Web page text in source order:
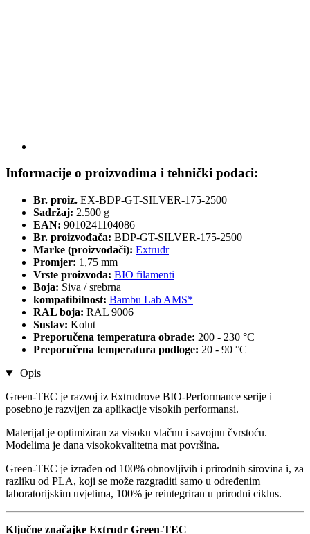
Informacije o proizvodima i tehnički podaci:
Br. proiz. EX-BDP-GT-SILVER-175-2500
Sadržaj: 2.500 g
EAN: 9010241104086
Br. proizvođača: BDP-GT-SILVER-175-2500
Marke (proizvođači): Extrudr
Promjer: 1,75 mm
Vrste proizvoda: BIO filamenti
Boja: Siva / srebrna
kompatibilnost: Bambu Lab AMS*
RAL boja: RAL 9006
Sustav: Kolut
Preporučena temperatura obrade: 200 - 230 °C
Preporučena temperatura podloge: 20 - 90 °C
Opis
Green-TEC je razvoj iz Extrudrove BIO-Performance serije i
posebno je razvijen za aplikacije visokih performansi.
Materijal je optimiziran za visoku vlačnu i savojnu čvrstoću.
Modelima je dana visokokvalitetna mat površina.
Green-TEC je izrađen od 100% obnovljivih i prirodnih sirovina i, za
razliku od PLA, koji se može razgraditi samo u određenim
laboratorijskim uvjetima, 100% je reintegriran u prirodni ciklus.
Ključne značajke Extrudr Green-TEC